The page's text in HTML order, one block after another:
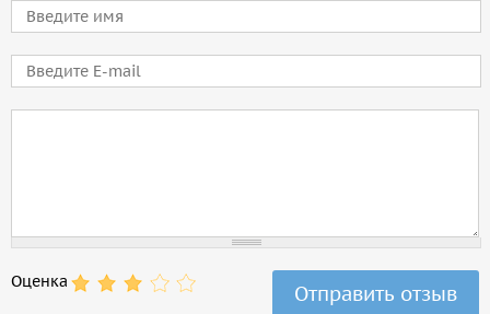
Имя
E-mail
Оценка